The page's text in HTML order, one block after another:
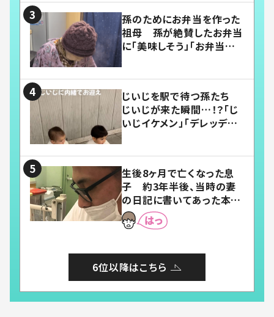
孫のためにお弁当を作った
祖母 孫が絶賛したお弁当
に「美味しそう」「お弁当すご
じいじを駅で待つ孫たち
じいじが来た瞬間…！？「じ
いじイケメン」「デレッデレ」
生後8ヶ月で亡くなった息
子 約3年半後、当時の妻
の日記に書いてあった本音
とは
6位以降はこちら